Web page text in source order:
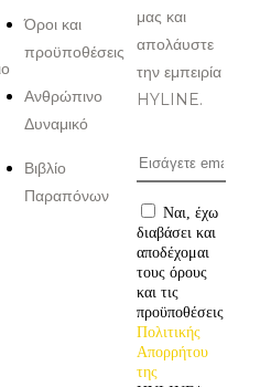
Όροι και
προϋποθέσεις
Ανθρώπινο
Δυναμικό
Βιβλίο
Παραπόνων
μας και
απολάυστε
την εμπειρία
HYLINE.
Ναι, έχω
διαβάσει και
αποδέχομαι
τους όρους
και τις
προϋποθέσεις
Πολιτικής
Απορρήτου
της